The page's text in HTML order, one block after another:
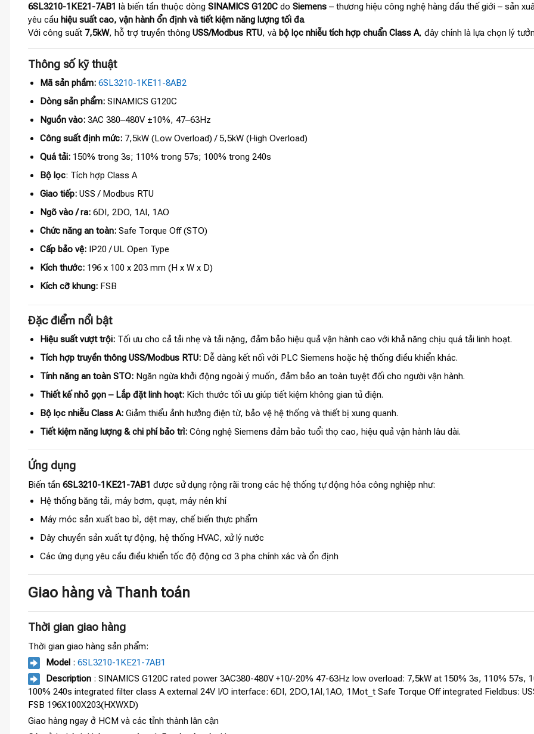
6SL3210-1KE21-7AB1 là biến tần thuộc dòng SINAMICS G120C do Siemens – thương hiệu công nghệ hàng đầu thế giới – sản
yêu cầu hiệu suất cao, vận hành ổn định và tiết kiệm năng lượng tối đa.
Với công suất 7,5kW, hỗ trợ truyền thông USS/Modbus RTU, và bộ lọc nhiễu tích hợp chuẩn Class A, đây chính là lựa chọn lý
Thông số kỹ thuật
Mã sản phầm: 6SL3210-1KE11-8AB2
Dòng sản phẩm:SINAMICS G120C
Nguồn vào:3AC 380–480V ±10%, 47–63Hz
Công suất định mức:7,5kW (Low Overload) / 5,5kW (High Overload)
Quá tải:150% trong 3s; 110% trong 57s; 100% trong 240s
Bộ lọc: Tích hợp Class A
Giao tiếp:USS / Modbus RTU
Ngõ vào / ra:6DI, 2DO, 1AI, 1AO
Chức năng an toàn:Safe Torque Off (STO)
Cấp bảo vệ:IP20 / UL Open Type
Kích thước:196 x 100 x 203 mm (H x W x D)
Kích cỡ khung:FSB
Đặc điểm nổi bật
Hiệu suất vượt trội:Tối ưu cho cả tải nhẹ và tải nặng, đảm bảo hiệu quả vận hành cao với khả năng chịu quá tải linh hoạt.
Tích hợp truyền thông USS/Modbus RTU:Dễ dàng kết nối với PLC Siemens hoặc hệ thống điều khiển khác.
Tính năng an toàn STO:Ngăn ngừa khởi động ngoài ý muốn, đảm bảo an toàn tuyệt đối cho người vận hành.
Thiết kế nhỏ gọn – Lắp đặt linh hoạt:Kích thước tối ưu giúp tiết kiệm không gian tủ điện.
Bộ lọc nhiễu Class A:Giảm thiểu ảnh hưởng điện từ, bảo vệ hệ thống và thiết bị xung quanh.
Tiết kiệm năng lượng & chi phí bảo trì:Công nghệ Siemens đảm bảo tuổi thọ cao, hiệu quả vận hành lâu dài.
Ứng dụng
Biến tần 6SL3210-1KE21-7AB1 được sử dụng rộng rãi trong các hệ thống tự động hóa công nghiệp như:
Hệ thống băng tải, máy bơm, quạt, máy nén khí
Máy móc sản xuất bao bì, dệt may, chế biến thực phẩm
Dây chuyền sản xuất tự động, hệ thống HVAC, xử lý nước
Các ứng dụng yêu cầu điều khiển tốc độ động cơ 3 pha chính xác và ổn định
Giao hàng và Thanh toán
Thời gian giao hàng
Thời gian giao hàng sản phẩm:
Model : 6SL3210-1KE21-7AB1
Description : SINAMICS G120C rated power 3AC380-480V +10/-20% 47-63Hz low overload: 7,5kW at 150% 3s, 110%
100% 240s integrated filter class A external 24V I/O interface: 6DI, 2DO,1AI,1AO, 1Mot_t Safe Torque Off integrated Fieldbus:
FSB 196X100X203(HXWXD)
Giao hàng ngay ở HCM và các tỉnh thành lân cận